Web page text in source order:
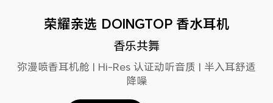
荣耀亲选 DOINGTOP 香水耳机
香乐共舞
弥漫喷香耳机舱 | Hi-Res 认证动听音质 | 半入耳舒适
降噪